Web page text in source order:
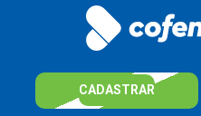
CADASTRAR